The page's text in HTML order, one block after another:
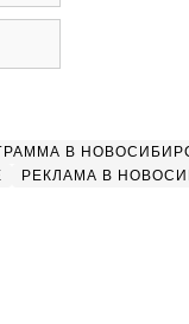
В
РЕКЛАМА В